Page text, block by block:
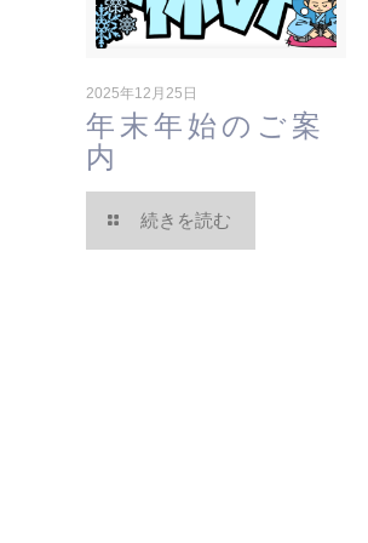
2025年12月25日
年末年始のご案
内
続きを読む